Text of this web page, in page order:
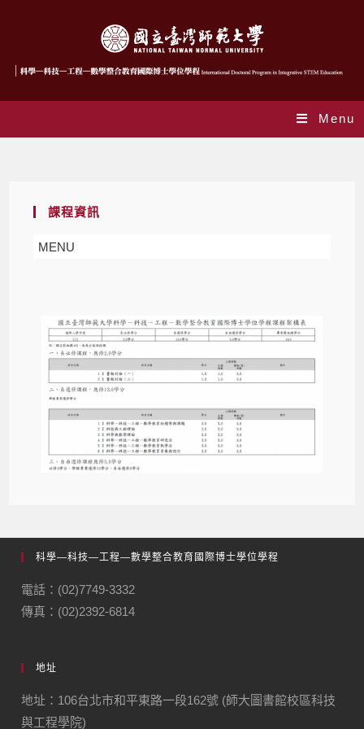
Menu
課程資訊
MENU
科學—科技—工程—數學整合教育國際博士學位學程
電話：(02)7749-3332
傳真：(02)2392-6814
地址
地址：106台北市和平東路一段162號 (師大圖書館校區科技
與工程學院)